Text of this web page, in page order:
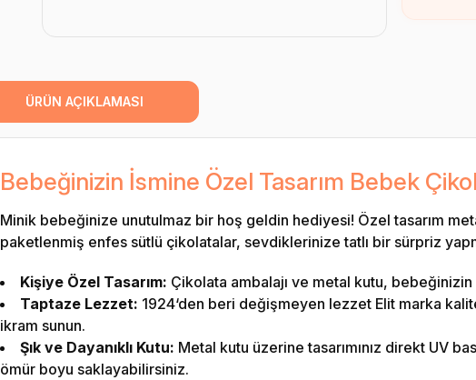
ÜRÜN AÇIKLAMASI
Bebeğinizin İsmine Özel Tasarım Bebek
Minik bebeğinize unutulmaz bir hoş geldin hediyesi! Özel tasarım
paketlenmiş enfes sütlü çikolatalar, sevdiklerinize tatlı bir sürpriz
Kişiye Özel Tasarım: Çikolata ambalajı ve metal kutu, bebeğinizin
Taptaze Lezzet: 1924‘den beri değişmeyen lezzet Elit marka
ikram sunun.
Şık ve Dayanıklı Kutu: Metal kutu üzerine tasarımınız direkt UV
ömür boyu saklayabilirsiniz.